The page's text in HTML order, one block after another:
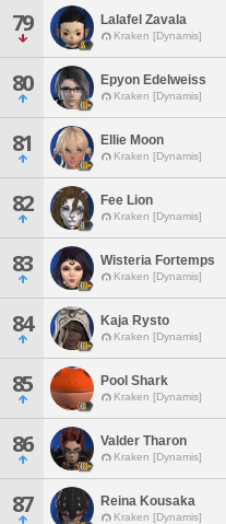
79 Lalafel Zavala
Kraken [Dynamis]
80 Epyon Edelweiss
Kraken [Dynamis]
81 Ellie Moon
Kraken [Dynamis]
82 Fee Lion
Kraken [Dynamis]
83 Wisteria Fortemps
Kraken [Dynamis]
84 Kaja Rysto
Kraken [Dynamis]
85 Pool Shark
Kraken [Dynamis]
86 Valder Tharon
Kraken [Dynamis]
87 Reina Kousaka
Kraken [Dynamis]